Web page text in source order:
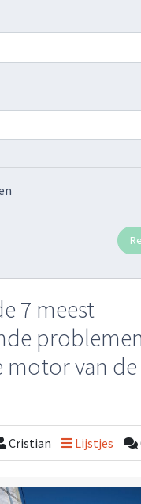
7 meest
problemen
motor van
Cristian Lijstjes